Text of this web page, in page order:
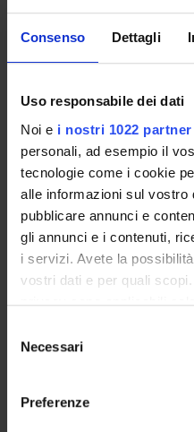
Consenso Dettagli
Uso responsabile dei dati
Noi e i nostri 1022 partner
personali, ad esempio il
tecnologie come i cookie
alle informazioni sul vostro
pubblicare annunci e
gli annunci e i contenuti,
i servizi. Avete la
vostri dati e per quali
privacy sono applicabili
modificare o revocare il
momento dalla
delNecessari
Preferenze
Come iscriversi
Calendario didattico
Calendario esami
Bacheca avvisi
Proposte tesi e stage
Organi collegiali e di
Docenti
CORSI DI STUDIO
DOTTORATI, MASTER E